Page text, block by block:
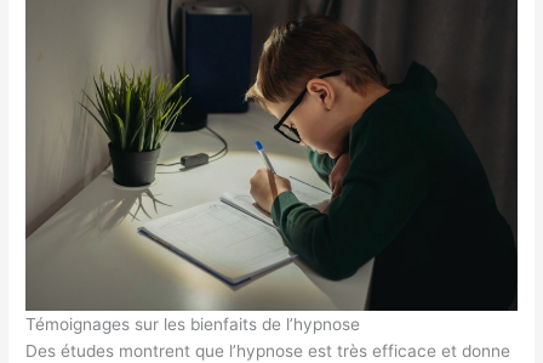
Témoignages sur les bienfaits de l’hypnose
Des études montrent que l’hypnose est très efficace et donne